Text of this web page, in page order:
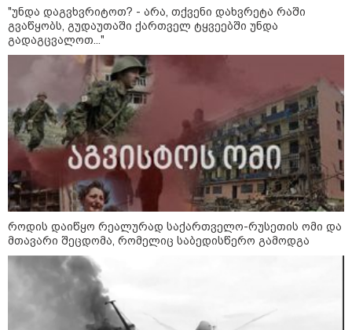
"ბულგარეთის საჰაერო
სივრცეში დრონი აფეთქდა" -
ბულგარეთის პრემიერ-მინისტრი
17:13 / 08-08-2026
"დასავლეთმა საქართველო
ჩვენ წინააღმდეგ
გეოპოლიტიკური ბრძოლის
უგუნურ იარაღად გამოიყენა" -
დიმიტრი მედვედევი
23:40 / 07-08-2026
იტალიამ ყველა ქალაქში
განგაშის წითელი დონე
"უნდა დაგვხვრიტოთ? - არა, თქვენი დახვრეტა რაში
გვაწყობს, გუდაუთაში ქართველ ტყვეებში უნდა
გადაგცვალოთ..."
როდის დაიწყო რეალურად საქართველო-რუსეთის ომი და
მთავარი შეცდომა, რომელიც საბედისწერო გამოდგა